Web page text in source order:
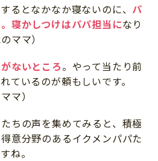
るとなかなか寝ないのに、 パ
。 寝かしつけはパパ担当になり
ママ）
ないところ。やって当たり前
ているのが頼もしいです。
マ）
ちの声を集めてみると、積極
意分野のあるイクメンパパた
ね。